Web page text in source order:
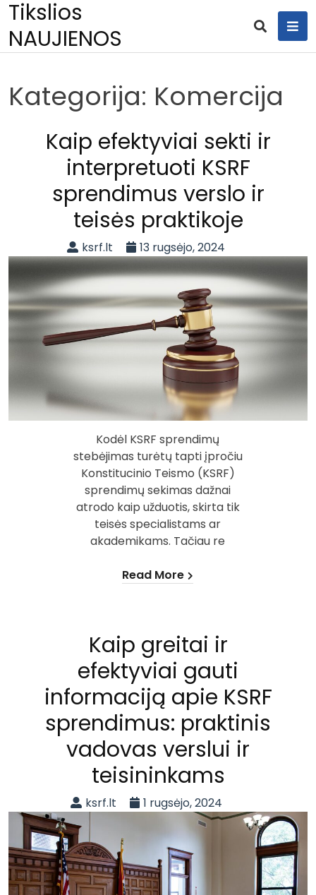
Skip
content
Tikslios
NAUJIENOS
Kategorija: Komercija
Kaip efektyviai sekti ir
interpretuoti KSRF
sprendimus verslo ir
teisės praktikoje
ksrf.lt 13 rugsėjo, 2024
Kodėl KSRF sprendimų
stebėjimas turėtų tapti įpročiu
Konstitucinio Teismo (KSRF)
sprendimų sekimas dažnai
atrodo kaip užduotis, skirta tik
teisės specialistams ar
akademikams. Tačiau re
Read More
Kaip greitai ir
efektyviai gauti
informaciją apie KSRF
sprendimus: praktinis
vadovas verslui ir
teisininkams
ksrf.lt 1 rugsėjo, 2024